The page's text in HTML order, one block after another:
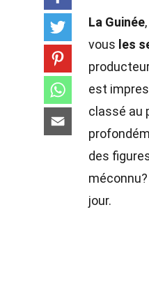
La Guinée
vous les
est
classé au
des
méconnu?
jour.